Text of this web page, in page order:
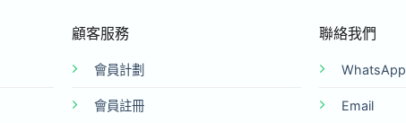
顧客服務
會員計劃
會員註冊
聯絡我們
WhatsApp
Email